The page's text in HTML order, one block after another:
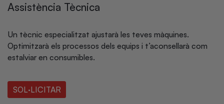
Assistència Tècnica
Un tècnic especialitzat ajustarà les teves màquines.
Optimitzarà els processos dels equips i t’aconsellarà com
estalviar en consumibles.
SOL·LICITAR